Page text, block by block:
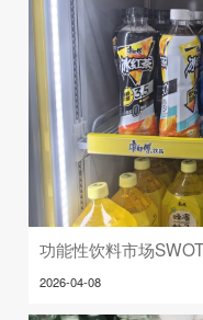
功能性饮料市场
2026-04-08